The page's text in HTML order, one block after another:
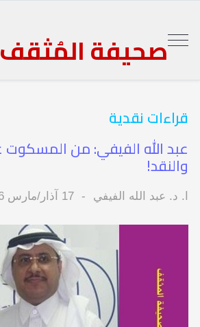
صحيفة المُثقف
قراءات نقدية
عبد الله الفيفي: من المسكوت
والنقد!
ا. د. عبد الله الفيفي 17 آذار/مارس 2026